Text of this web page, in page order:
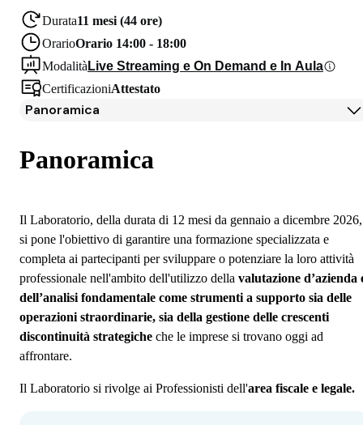
Durata11 mesi (44 ore)
OrarioOrario 14:00 - 18:00
Modalità Live Streaming e On Demand e In Aula
CertificazioniAttestato
Panoramica
Programma
Docenti
Panoramica
Il Laboratorio, della durata di 12 mesi da gennaio a dicembre 2026,
si pone l'obiettivo di garantire una formazione specializzata e
completa ai partecipanti per sviluppare o potenziare la loro attività
professionale nell'ambito dell'utilizzo della valutazione d’azienda
dell’analisi fondamentale come strumenti a supporto sia delle
operazioni straordinarie, sia della gestione delle crescenti
discontinuità strategiche che le imprese si trovano oggi ad
affrontare.
Il Laboratorio si rivolge ai Professionisti dell'area fiscale e legale.